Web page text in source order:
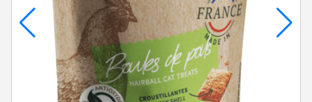
LAMELLES DE CANARD